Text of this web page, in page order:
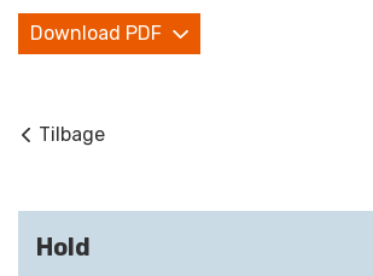
For beskæftigede
Kontakt
Download PDF
Tilbage
Hold